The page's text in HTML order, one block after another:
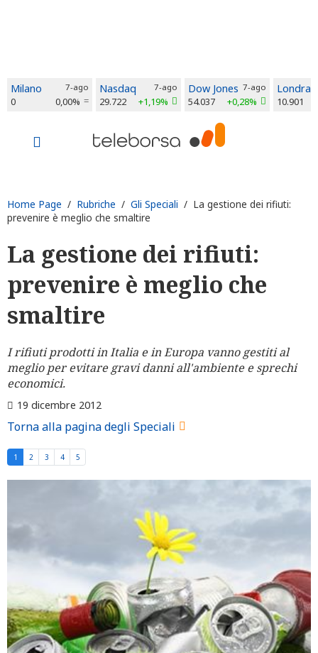
Milano 7-ago
0 0,00%
Nasdaq 7-ago
29.722 +1,19%
Dow Jones 7-ago
54.037 +0,28%
Londra
10.901
Home Page / Rubriche / Gli Speciali / La gestione dei rifiuti:
prevenire è meglio che smaltire
La gestione dei rifiuti:
prevenire è meglio che
smaltire
I rifiuti prodotti in Italia e in Europa vanno gestiti al
meglio per evitare gravi danni all'ambiente e sprechi
economici.
19 dicembre 2012
Torna alla pagina degli Speciali
1 2 3 4 5